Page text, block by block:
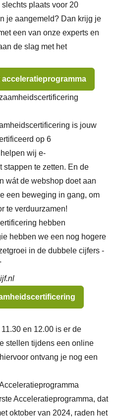
slechts plaats voor 20
je aangemeld? Dan krijg je
een van onze experts en
de slag met het
acceleratieprogramma
is jouw
op 6
wij e-
stappen te zetten. En de
wát de webshop doet aan
een beweging in gang, om
te verduurzamen!
hebben
hebben we een nog hogere
in de dubbele cijfers -
en 12.00 is er de
stellen tijdens een online
ontvang je nog een
Acceleratieprogramma, dat
oktober van 2024, raden het